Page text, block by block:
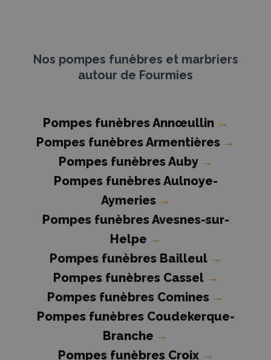
Nos pompes funèbres et marbriers
autour de Fourmies
Pompes funèbres Annœullin →
Pompes funèbres Armentières →
Pompes funèbres Auby →
Pompes funèbres Aulnoye-
Aymeries →
Pompes funèbres Avesnes-sur-
Helpe →
Pompes funèbres Bailleul →
Pompes funèbres Cassel →
Pompes funèbres Comines →
Pompes funèbres Coudekerque-
Branche →
Pompes funèbres Croix →